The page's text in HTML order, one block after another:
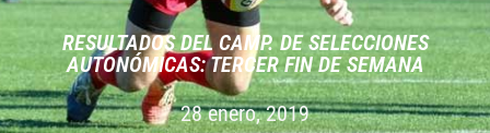
RESULTADOS DEL CAMP. DE SELECCIONES
AUTONÓMICAS: TERCER FIN DE SEMANA
28 enero, 2019